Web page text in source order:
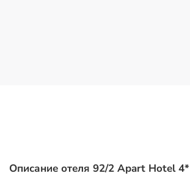
Описание отеля 92/2 Apart Hotel 4*